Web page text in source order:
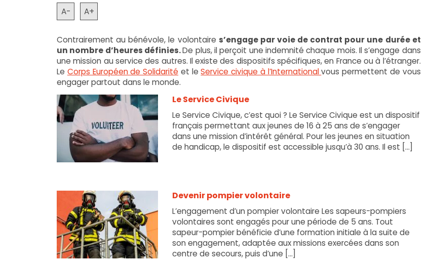
A- A+
Contrairement au bénévole, le volontaire s’engage par voie de contrat pour une durée et
un nombre d’heures définies.De plus, il perçoit une indemnité chaque mois. Il s’engage dans
une mission au service des autres. Il existe des dispositifs spécifiques, en France ou à l’étranger.
Le Corps Européen de Solidarité et leService civique à l’Internationalvous permettent de vous
engager partout dans le monde.
Le Service Civique
Le Service Civique, c’est quoi ? Le Service Civique est un dispositif
français permettant aux jeunes de 16 à 25 ans de s’engager
dans une mission d’intérêt général. Pour les jeunes en situation
de handicap, le dispositif est accessible jusqu’à 30 ans. Il est [...]
Jeunes
Est
Devenir pompier volontaire
L’engagement d’un pompier volontaire Les sapeurs-pompiers
volontaires sont engagés pour une période de 5 ans. Tout
sapeur-pompier bénéficie d’une formation initiale à la suite de
son engagement, adaptée aux missions exercées dans son
centre de secours, puis d’une [...]